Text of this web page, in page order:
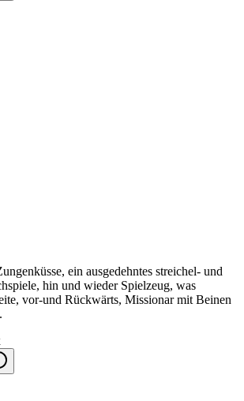
ein ausgedehntes streichel- und
hin und wieder Spielzeug, was
vor-und Rückwärts, Missionar mit Beinen